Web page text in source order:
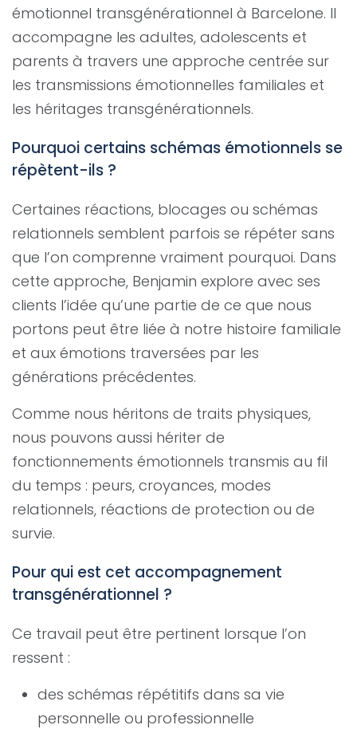
émotionnel transgénérationnel à Barcelone. Il
accompagne les adultes, adolescents et
parents à travers une approche centrée sur
les transmissions émotionnelles familiales et
les héritages transgénérationnels.
Pourquoi certains schémas émotionnels se
répètent-ils ?
Certaines réactions, blocages ou schémas
relationnels semblent parfois se répéter sans
que l’on comprenne vraiment pourquoi. Dans
cette approche, Benjamin explore avec ses
clients l’idée qu’une partie de ce que nous
portons peut être liée à notre histoire familiale
et aux émotions traversées par les
générations précédentes.
Comme nous héritons de traits physiques,
nous pouvons aussi hériter de
fonctionnements émotionnels transmis au fil
du temps : peurs, croyances, modes
relationnels, réactions de protection ou de
survie.
Pour qui est cet accompagnement
transgénérationnel ?
Ce travail peut être pertinent lorsque l’on
ressent :
des schémas répétitifs dans sa vie
personnelle ou professionnelle